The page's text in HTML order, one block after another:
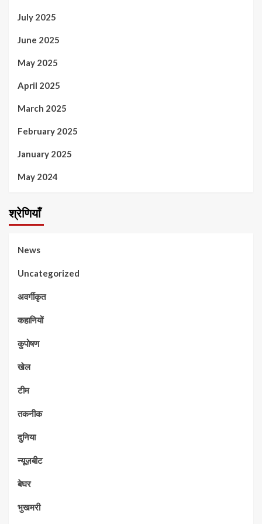
July 2025
June 2025
May 2025
April 2025
March 2025
February 2025
January 2025
May 2024
श्रेणियाँ
News
Uncategorized
अवर्गीकृत
कहानियों
कुपोषण
खेल
टीम
तकनीक
दुनिया
न्यूज़बीट
बेघर
भुखमरी